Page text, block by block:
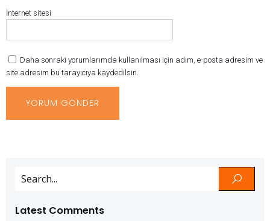
İnternet sitesi
Daha sonraki yorumlarımda kullanılması için adım, e-posta adresim ve
site adresim bu tarayıcıya kaydedilsin.
Latest Comments